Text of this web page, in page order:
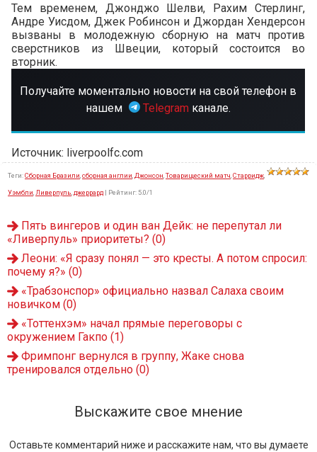
Тем временем, Джонджо Шелви, Рахим Стерлинг,
Андре Уисдом, Джек Робинсон и Джордан Хендерсон
вызваны в молодежную сборную на матч против
сверстников из Швеции, который состоится во
вторник.
Получайте моментально новости на свой телефон в
нашем
Telegram канале.
Источник: liverpoolfc.com
Теги:Сборная Бразили сборная англии Джонсон Товарищеский матч Старридж
Уэмбли Ливерпуль джеррард | Рейтинг: 5.0/1
Пять вингеров и один ван Дейк: не перепутал ли
«Ливерпуль» приоритеты? (0)
Леони: «Я сразу понял — это кресты. А потом спросил:
почему я?» (0)
«Трабзонспор» официально назвал Салаха своим
новичком (0)
«Тоттенхэм» начал прямые переговоры с
окружением Гакпо (1)
Фримпонг вернулся в группу, Жаке снова
тренировался отдельно (0)
Выскажите свое мнение
Оставьте комментарий ниже и расскажите нам, что вы думаете